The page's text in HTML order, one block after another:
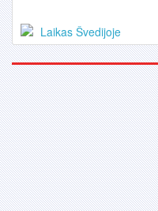
Laikas Švedijoje